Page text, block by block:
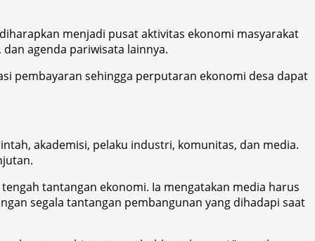
menjadi pusat aktivitas ekonomi masyarakat
agenda pariwisata lainnya.
pembayaran sehingga perputaran ekonomi desa dapat
akademisi, pelaku industri, komunitas, dan media.
tantangan ekonomi. Ia mengatakan media harus
segala tantangan pembangunan yang dihadapi saat